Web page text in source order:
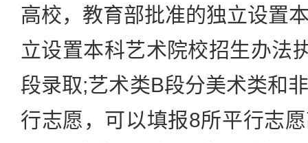
高校，教育部批准的独立设置
立设置本科艺术院校招生办法
段录取;艺术类B段分美术类和
行志愿，可以填报8所平行志